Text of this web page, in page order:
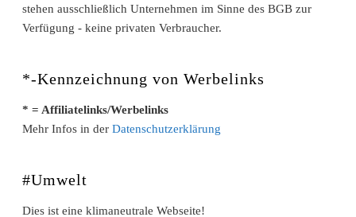
stehen ausschließlich Unternehmen im Sinne des BGB zur
Verfügung - keine privaten Verbraucher.
*-Kennzeichnung von Werbelinks
* = Affiliatelinks/Werbelinks
Mehr Infos in derDatenschutzerklärung
#Umwelt
Dies ist eine klimaneutrale Webseite!